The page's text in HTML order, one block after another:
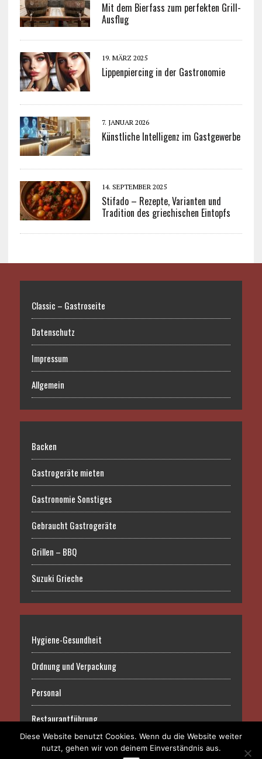
Mit dem Bierfass zum perfekten Grill-
Ausflug
19. MÄRZ 2025
Lippenpiercing in der Gastronomie
7. JANUAR 2026
Künstliche Intelligenz im Gastgewerbe
14. SEPTEMBER 2025
Stifado – Rezepte, Varianten und
Tradition des griechischen Eintopfs
Classic – Gastroseite
Datenschutz
Impressum
Allgemein
Backen
Gastrogeräte mieten
Gastronomie Sonstiges
Gebraucht Gastrogeräte
Grillen – BBQ
Suzuki Grieche
Hygiene-Gesundheit
Ordnung und Verpackung
Personal
Restaurantführung
Diese Website benutzt Cookies. Wenn du die Website weiter
nutzt, gehen wir von deinem Einverständnis aus.